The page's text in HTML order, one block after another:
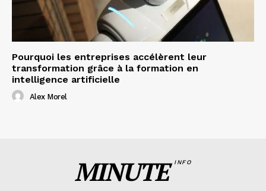
Pourquoi les entreprises accélèrent leur
transformation grâce à la formation en
intelligence artificielle
Alex Morel
MINUTE INFO